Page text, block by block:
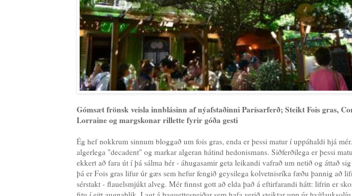
Gómsæt frönsk veisla innblásinn af nýafstaðinni Parísarferð; Steikt Fois gras,
Lorraine og margskonar rillette fyrir góða gesti
Ég hef nokkrum sinnum bloggað um fois gras, enda er þessi matur í uppáhaldi hjá
algerlega "decadent" og markar algeran hátind hedonismans. Siðferðilega er þessi
ekkert að fara út í þá sálma hér - áhugasamir geta leikandi vafrað um netið og áttað
þá er Fois gras lifur úr gæs sem hefur fengið geysilega kolvetnisríka fæðu þannig að
sérstakt - flauelsmjúkt alveg. Mér finnst gott að elda það á eftirfarandi hátt: lifrin er